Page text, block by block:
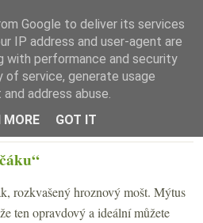
☰ Menu
rozkvašený hroznový mošt. Mýtus
ten opravdový a ideální můžete
Google to deliver its services
IP address and user-agent are
with performance and security
service, generate usage
address abuse.
MORE
GOT IT